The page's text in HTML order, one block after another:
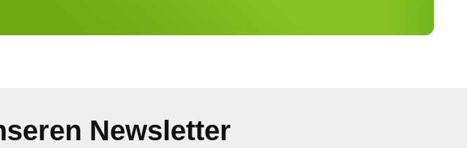
Newsletter